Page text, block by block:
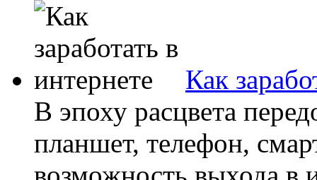
Как
В эпоху расцвета
планшет, телефон,